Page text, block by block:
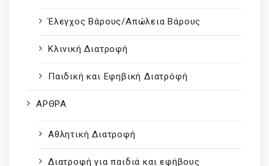
Έλεγχος Βάρους/Απώλεια Βάρους
Κλινική Διατροφή
Παιδική και Εφηβική Διατρόφή
ΑΡΘΡΑ
Αθλητική Διατροφή
Διατροφή για παιδιά και εφήβους